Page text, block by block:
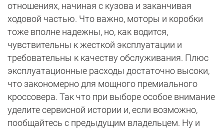
отношениях, начиная с кузова и заканчивая
ходовой частью. Что важно, моторы и коробки
тоже вполне надежны, но, как водится,
чувствительны к жесткой эксплуатации и
требовательны к качеству обслуживания. Плюс
эксплуатационные расходы достаточно высоки,
что закономерно для мощного премиального
кроссовера. Так что при выборе особое внимание
уделите сервисной истории и, если возможно,
пообщайтесь с предыдущим владельцем. Ну и